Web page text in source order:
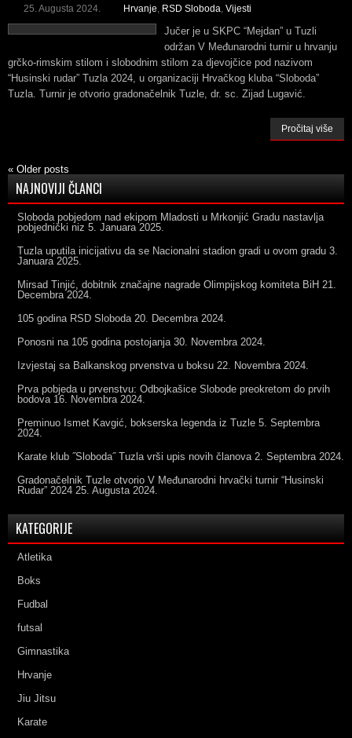
25. Augusta 2024. Hrvanje RSD Sloboda Vijesti
Jučer je u SKPC “Mejdan” u Tuzli
održan V Međunarodni turnir u hrvanju
grčko-rimskim stilom i slobodnim stilom za djevojčice pod nazivom
“Husinski rudar” Tuzla 2024, u organizaciji Hrvačkog kluba “Sloboda”
Tuzla. Turnir je otvorio gradonačelnik Tuzle, dr. sc. Zijad Lugavić.
Pročitaj više
« Older posts
NAJNOVIJI ČLANCI
Sloboda pobjedom nad ekipom Mladosti u Mrkonjić Gradu nastavlja
pobjednički niz 5. Januara 2025.
Tuzla uputila inicijativu da se Nacionalni stadion gradi u ovom gradu 3.
Januara 2025.
Mirsad Tinjić, dobitnik značajne nagrade Olimpijskog komiteta BiH 21.
Decembra 2024.
105 godina RSD Sloboda 20. Decembra 2024.
Ponosni na 105 godina postojanja 30. Novembra 2024.
Izvjestaj sa Balkanskog prvenstva u boksu 22. Novembra 2024.
Prva pobjeda u prvenstvu: Odbojkašice Slobode preokretom do prvih
bodova 16. Novembra 2024.
Preminuo Ismet Kavgić, bokserska legenda iz Tuzle 5. Septembra
2024.
Karate klub ˝Sloboda˝ Tuzla vrši upis novih članova 2. Septembra 2024.
Gradonačelnik Tuzle otvorio V Međunarodni hrvački turnir “Husinski
Rudar” 2024 25. Augusta 2024.
KATEGORIJE
Atletika
Boks
Fudbal
futsal
Gimnastika
Hrvanje
Jiu Jitsu
Karate